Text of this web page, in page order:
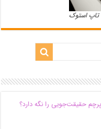
تاپ استوک
حقیقت‌جویی را نگه دارد؟